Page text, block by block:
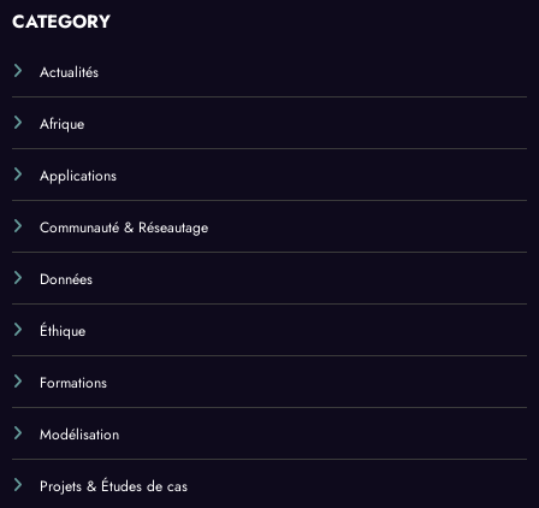
CATEGORY
Actualités
Afrique
Applications
Communauté & Réseautage
Données
Éthique
Formations
Modélisation
Projets & Études de cas